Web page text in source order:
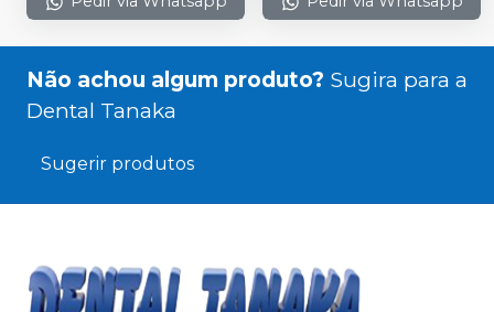
Não achou algum produto? Sugira para a
Dental Tanaka
Sugerir produtos